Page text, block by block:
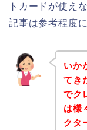
トカードが使え
記事は参考程度
いか
てき
でク
は様
クタ